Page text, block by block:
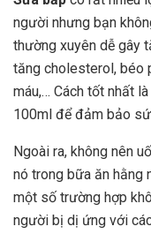
người nhưng bạn
thường xuyên dễ gây
tăng cholesterol, béo
máu,… Cách tốt nhất
100ml để đảm bảo
Ngoài ra, không nên
nó trong bữa ăn hằng
một số trường hợp
người bị dị ứng với